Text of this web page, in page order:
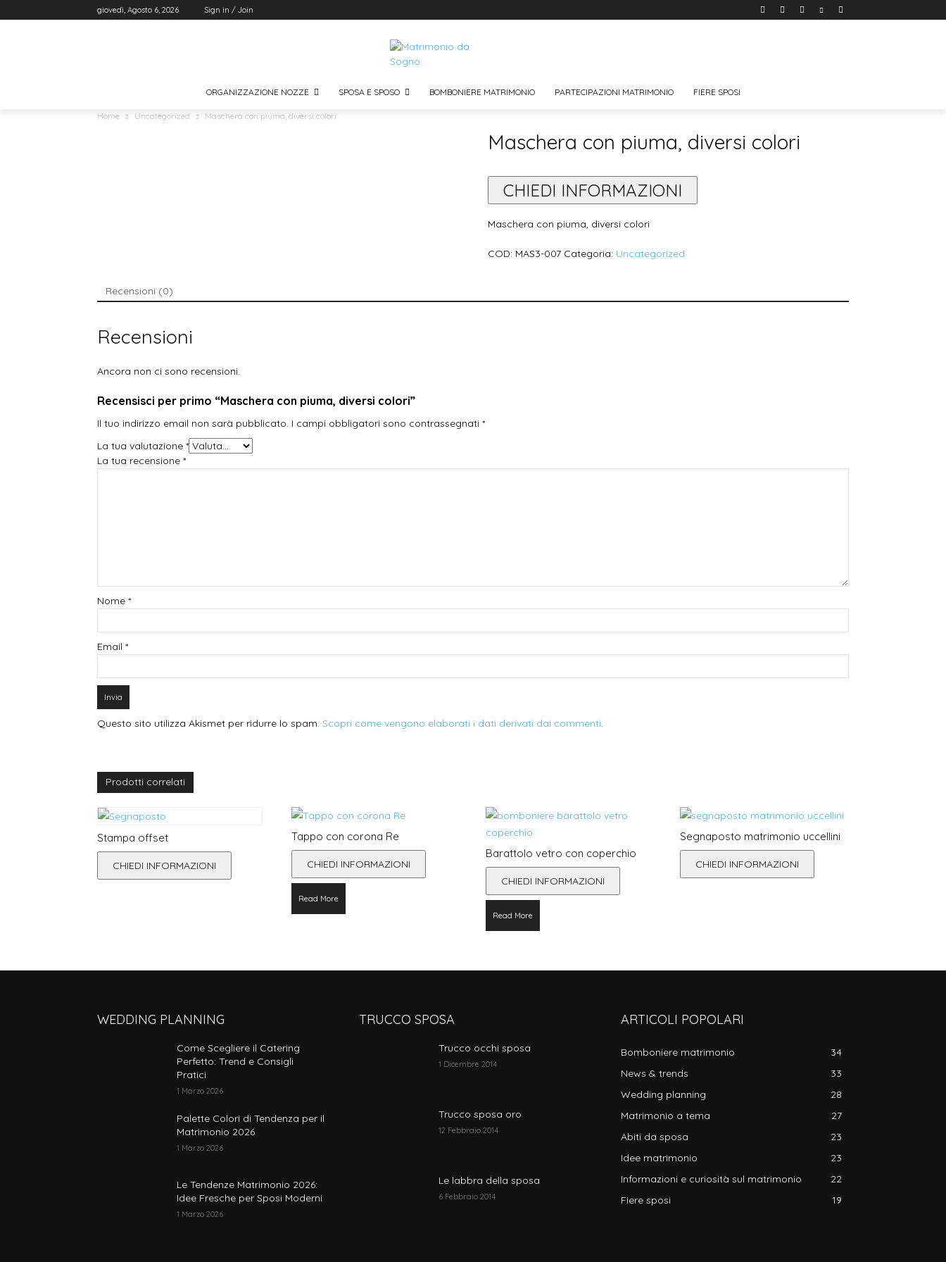
giovedì, Agosto 6, 2026 Sign in / Join
ORGANIZZAZIONE NOZZE SPOSA E SPOSO BOMBONIERE MATRIMONIO PARTECIPAZIONI MATRIMONIO FIERE SPOSI
Home Uncategorized Maschera con piuma, diversi colori
Maschera con piuma, diversi colori
CHIEDI INFORMAZIONI
Maschera con piuma, diversi colori
COD: MAS3-007 Categoria: Uncategorized
Recensioni (0)
Recensioni
Ancora non ci sono recensioni.
Recensisci per primo “Maschera con piuma, diversi colori”
Il tuo indirizzo email non sarà pubblicato. I campi obbligatori sono contrassegnati *
La tua valutazione *
La tua recensione *
Nome *
Email *
Questo sito utilizza Akismet per ridurre lo spam. Scopri come vengono elaborati i dati derivati dai commenti.
Prodotti correlati
Stampa offset
CHIEDI INFORMAZIONI
Tappo con corona Re
CHIEDI INFORMAZIONI
Read More
Barattolo vetro con coperchio
CHIEDI INFORMAZIONI
Read More
Segnaposto matrimonio uccellini
CHIEDI INFORMAZIONI
WEDDING PLANNING
Come Scegliere il Catering
Perfetto: Trend e Consigli
Pratici
1 Marzo 2026
Palette Colori di Tendenza per il
Matrimonio 2026
1 Marzo 2026
Le Tendenze Matrimonio 2026:
Idee Fresche per Sposi Moderni
1 Marzo 2026
TRUCCO SPOSA
Trucco occhi sposa
1 Dicembre 2014
Trucco sposa oro
12 Febbraio 2014
Le labbra della sposa
6 Febbraio 2014
ARTICOLI POPOLARI
Bomboniere matrimonio
34
News & trends
33
Wedding planning
28
Matrimonio a tema
27
Abiti da sposa
23
Idee matrimonio
23
Informazioni e curiosità sul matrimonio
22
Fiere sposi
19